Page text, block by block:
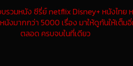
รวมหนัง ซีรี่ย์ netflix Disney+ หนังไทย
นังมากกว่า 5000 เรื่อง มาให้ดูกันให้เต็
ตลอด ครบจบในที่เดียว